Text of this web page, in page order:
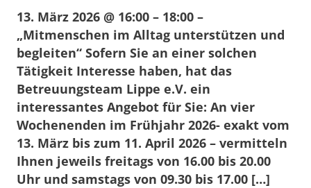
13. März 2026 @ 16:00 – 18:00 –
„Mitmenschen im Alltag unterstützen und
begleiten“ Sofern Sie an einer solchen
Tätigkeit Interesse haben, hat das
Betreuungsteam Lippe e.V. ein
interessantes Angebot für Sie: An vier
Wochenenden im Frühjahr 2026- exakt vom
13. März bis zum 11. April 2026 – vermitteln
Ihnen jeweils freitags von 16.00 bis 20.00
Uhr und samstags von 09.30 bis 17.00 […]